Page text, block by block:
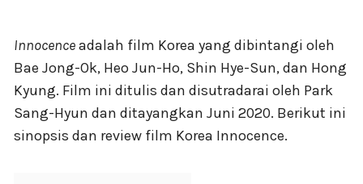
Innocenceadalah film Korea yang dibintangi oleh
Bae Jong-Ok, Heo Jun-Ho, Shin Hye-Sun, dan Hong
Kyung. Film ini ditulis dan disutradarai oleh Park
Sang-Hyun dan ditayangkan Juni 2020. Berikut ini
sinopsis dan review film Korea Innocence.